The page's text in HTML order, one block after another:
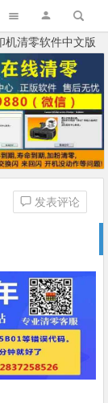
机清零软件中文版
发表评论